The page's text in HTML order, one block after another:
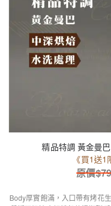
精品特調 黃金曼
《買1送1
原價$
Body厚實飽滿，入口帶有烤花